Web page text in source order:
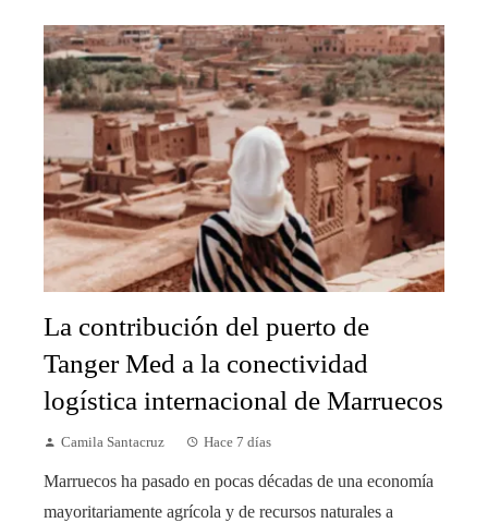
La contribución del puerto de
Tanger Med a la conectividad
logística internacional de Marruecos
Camila Santacruz Hace 7 días
Marruecos ha pasado en pocas décadas de una economía
mayoritariamente agrícola y de recursos naturales a